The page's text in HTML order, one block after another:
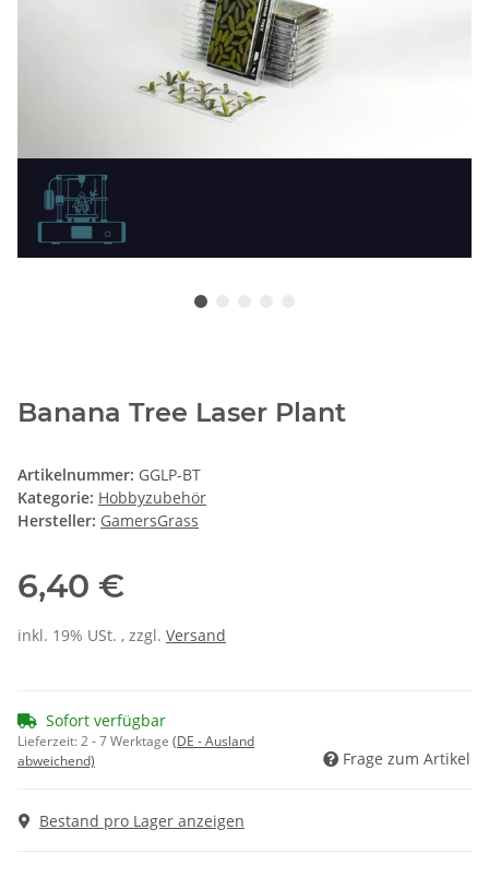
Banana Tree Laser Plant
Artikelnummer: GGLP-BT
Kategorie: Hobbyzubehör
Hersteller: GamersGrass
6,40 €
inkl. 19% USt. , zzgl. Versand
Sofort verfügbar
Lieferzeit:2 - 7 Werktage (DE - Ausland
abweichend)
Frage zum Artikel
Bestand pro Lager anzeigen